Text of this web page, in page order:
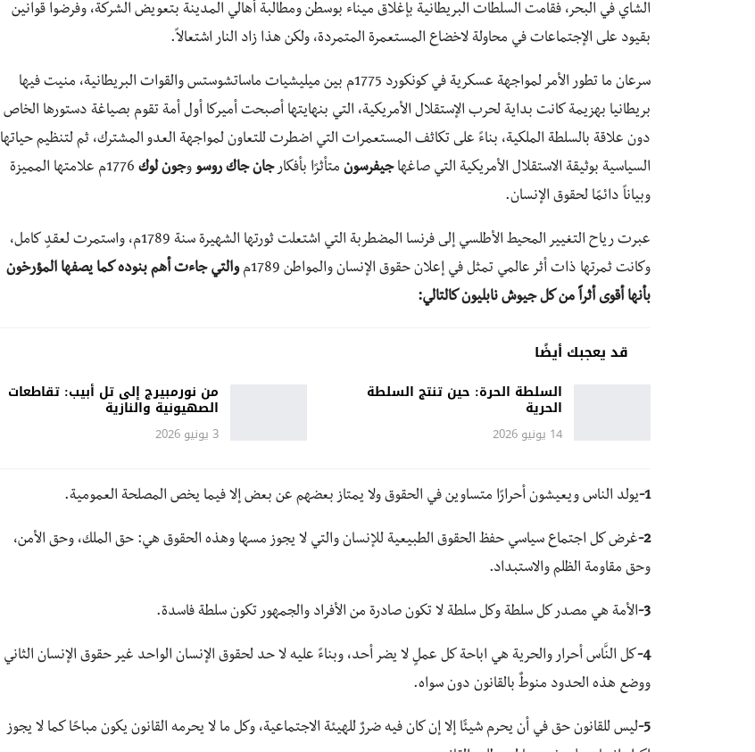
الشاي في البحر، فقامت السلطات البريطانية بإغلاق ميناء بوسطن ومطالبة أهالي المدينة بتعويض الشركة، وفرضوا قوانين
بقيود على الإجتماعات في محاولة لاخضاع المستعمرة المتمردة، ولكن هذا زاد النار اشتعالاً.
سرعان ما تطور الأمر لمواجهة عسكرية في كونكورد 1775م بين ميليشيات ماساتشوستس والقوات البريطانية، منيت فيها
بريطانيا بهزيمة كانت بداية لحرب الإستقلال الأمريكية، التي بنهايتها أصبحت أميركا أول أمة تقوم بصياغة دستورها الخاص
دون علاقة بالسلطة الملكية، بناءً على تكاثف المستعمرات التي اضطرت للتعاون لمواجهة العدو المشترك، ثم لتنظيم حياتها
السياسية بوثيقة الاستقلال الأمريكية التي صاغهاجيفرسون متأثرًا بأفكارجان جاك روسو وجون لوك
1776م علامتها المميزة
وبياناً دائمًا لحقوق الإنسان.
عبرت رياح التغيير المحيط الأطلسي إلى فرنسا المضطربة التي اشتعلت ثورتها الشهيرة سنة 1789م، واستمرت لعقدٍ كامل،
وكانت ثمرتها ذات أثر عالمي تمثل في إعلان حقوق الإنسان والمواطن 1789م
والتي جاءت أهم بنوده كما يصفها المؤرخون
بأنها أقوى أثراً من كل جيوش نابليون كالتالي:
قد يعجبك أيضًا
السلطة الحرة: حين تنتج السلطة
الحرية
14 يونيو 2026
من نورمبيرج إلى تل أبيب: تقاطعات
الصهيونية والنازية
3 يونيو 2026
1- يولد الناس ويعيشون أحرارًا متساوين في الحقوق ولا يمتاز بعضهم عن بعض إلا فيما يخص المصلحة العمومية.
2- غرض كل اجتماع سياسي حفظ الحقوق الطبيعية للإنسان والتي لا يجوز مسها وهذه الحقوق هي: حق الملك، وحق الأمن،
وحق مقاومة الظلم والاستبداد.
3- الأمة هي مصدر كل سلطة وكل سلطة لا تكون صادرة من الأفراد والجمهور تكون سلطة فاسدة.
4- كل النَّاس أحرار والحرية هي اباحة كل عملٍ لا يضر أحد، وبناءً عليه لا حد لحقوق الإنسان الواحد غير حقوق الإنسان الثاني
ووضع هذه الحدود منوطٌ بالقانون دون سواه.
5- ليس للقانون حق في أن يحرم شيئًا إلا إن كان فيه ضررٌ للهيئة الاجتماعية، وكل ما لا يحرمه القانون يكون مباحًا كما لا يجوز